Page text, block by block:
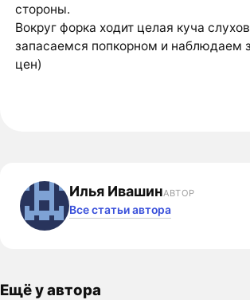
стороны.
Вокруг форка ходит целая куча
запасаемся попкорном и наблюдаем
цен)
Илья ИвашинАВТОР
Все статьи автора
Ещё у автора